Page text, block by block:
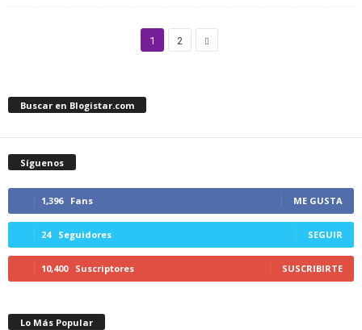
1 2
Buscar en Blogistar.com
Síguenos
1,396 Fans ME GUSTA
24 Seguidores SEGUIR
10,400 Suscriptores SUSCRIBIRTE
Lo Más Popular